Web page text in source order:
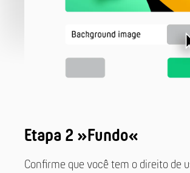
Etapa 2 »Fundo«
Confirme que você tem o direito de